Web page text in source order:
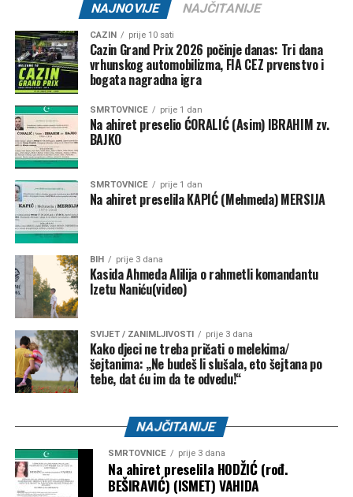
NAJNOVIJE NAJČITANIJE
CAZIN prije 10 sati
Cazin Grand Prix 2026 počinje danas: Tri dana
vrhunskog automobilizma, FIA CEZ prvenstvo i
bogata nagradna igra
SMRTOVNICE prije 1 dan
Na ahiret preselio ĆORALIĆ (Asim) IBRAHIM zv.
BAJKO
SMRTOVNICE prije 1 dan
Na ahiret preselila KAPIĆ (Mehmeda) MERSIJA
BIH prije 3 dana
Kasida Ahmeda Alilija o rahmetli komandantu
Izetu Naniću(video)
SVIJET / ZANIMLJIVOSTI prije 3 dana
Kako djeci ne treba pričati o melekima/
šejtanima: „Ne budeš li slušala, eto šejtana po
tebe, dat ću im da te odvedu!“
NAJČITANIJE
SMRTOVNICE prije 3 dana
Na ahiret preselila HODŽIĆ (rođ.
BEŠIRAVIĆ) (ISMET) VAHIDA